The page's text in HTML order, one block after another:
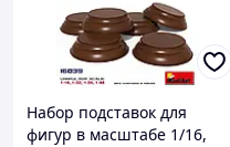
Набор подставок для
фигур в масштабе 1/16,